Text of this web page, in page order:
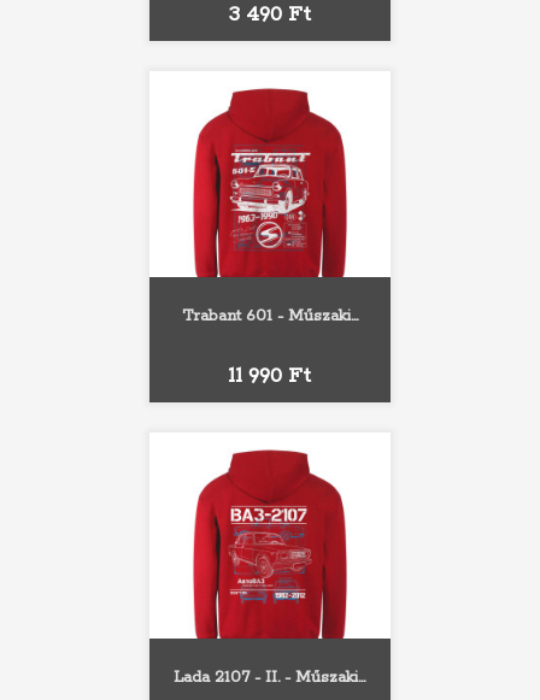
Ár
3 490 Ft
Trabant 601 - Műszaki...
Ár
11 990 Ft
Lada 2107 - II. - Műszaki...